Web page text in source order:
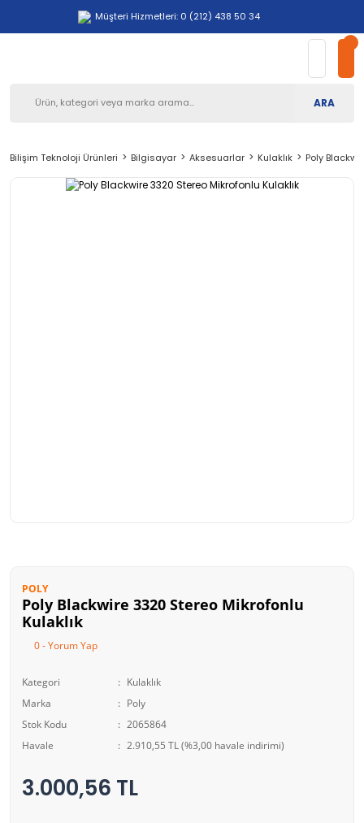
Müşteri Hizmetleri: 0 (212) 438 50 34
ARA
Bilişim Teknoloji Ürünleri Bilgisayar Aksesuarlar Kulaklık Poly
POLY
Poly Blackwire 3320 Stereo Mikrofonlu
Kulaklık
0 - Yorum Yap
Kategori
Kulaklık
Marka
Poly
Stok Kodu
2065864
Havale
2.910,55 TL (%3,00 havale indirimi)
3.000,56 TL